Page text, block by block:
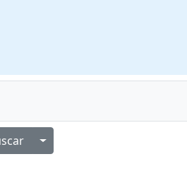
Alternar menú desplegable